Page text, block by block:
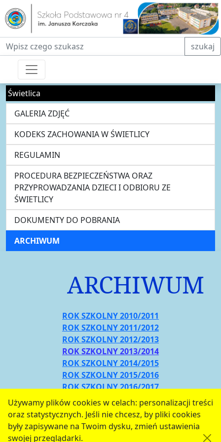
Używamy plików cookies w celach: personalizacji treści
oraz statystycznych. Jeśli nie chcesz, by pliki cookies
były zapisywane na Twoim dysku, zmień ustawienia
swojej przeglądarki.
Fraza do wyszukiwania szukaj
Świetlica
GALERIA ZDJĘĆ
KODEKS ZACHOWANIA W ŚWIETLICY
REGULAMIN
PROCEDURA BEZPIECZEŃSTWA ORAZ
PRZYPROWADZANIA DZIECI I ODBIORU ZE
ŚWIETLICY
DOKUMENTY DO POBRANIA
ARCHIWUM
ARCHIWUM
ROK SZKOLNY 2010/2011
ROK SZKOLNY 2011/2012
ROK SZKOLNY 2012/2013
ROK SZKOLNY 2013/2014
ROK SZKOLNY 2014/2015
ROK SZKOLNY 2015/2016
ROK SZKOLNY 2016/2017
ROK SZKOLNY 2017/2018
ROK SZKOLNY 2018/2019
serwis jest częścią portalu miejskiegowww.chojnow.eu
przygotowanego przez
MEDIART (w